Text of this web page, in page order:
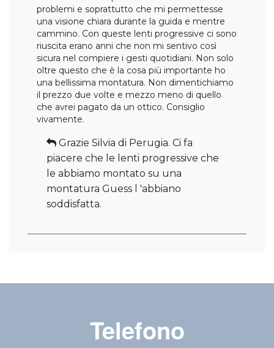
problemi e soprattutto che mi permettesse
una visione chiara durante la guida e mentre
cammino. Con queste lenti progressive ci sono
riuscita erano anni che non mi sentivo così
sicura nel compiere i gesti quotidiani. Non solo
oltre questo che è la cosa più importante ho
una bellissima montatura. Non dimentichiamo
il prezzo due volte e mezzo meno di quello
che avrei pagato da un ottico. Consiglio
vivamente.
Grazie Silvia di Perugia. Ci fa
piacere che le lenti progressive che
le abbiamo montato su una
montatura Guess l 'abbiano
soddisfatta.
Telefono